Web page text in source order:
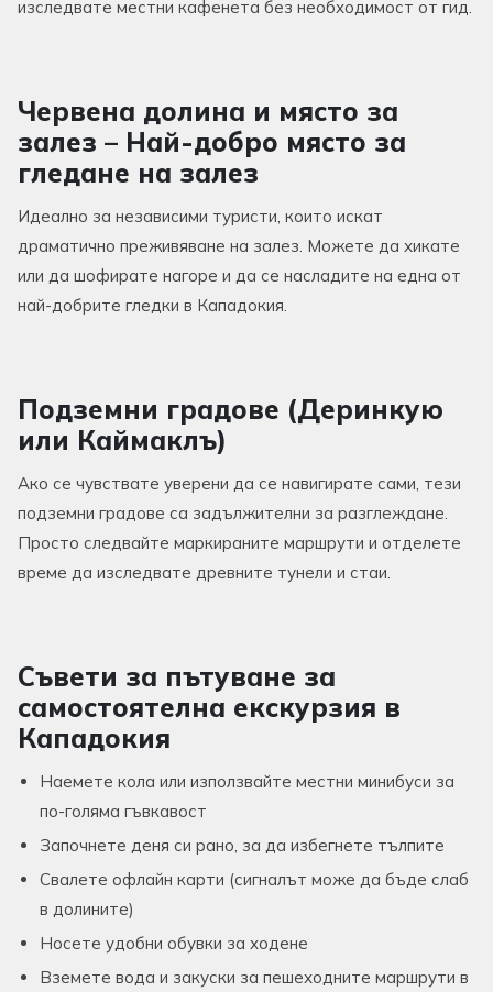
изследвате местни кафенета без необходимост от гид.
Червена долина и място за
залез – Най-добро място за
гледане на залез
Идеално за независими туристи, които искат
драматично преживяване на залез. Можете да хикате
или да шофирате нагоре и да се насладите на една от
най-добрите гледки в Кападокия.
Подземни градове (Деринкую
или Каймаклъ)
Ако се чувствате уверени да се навигирате сами, тези
подземни градове са задължителни за разглеждане.
Просто следвайте маркираните маршрути и отделете
време да изследвате древните тунели и стаи.
Съвети за пътуване за
самостоятелна екскурзия в
Кападокия
Наемете кола или използвайте местни минибуси за
по-голяма гъвкавост
Започнете деня си рано, за да избегнете тълпите
Свалете офлайн карти (сигналът може да бъде слаб
в долините)
Носете удобни обувки за ходене
Вземете вода и закуски за пешеходните маршрути в